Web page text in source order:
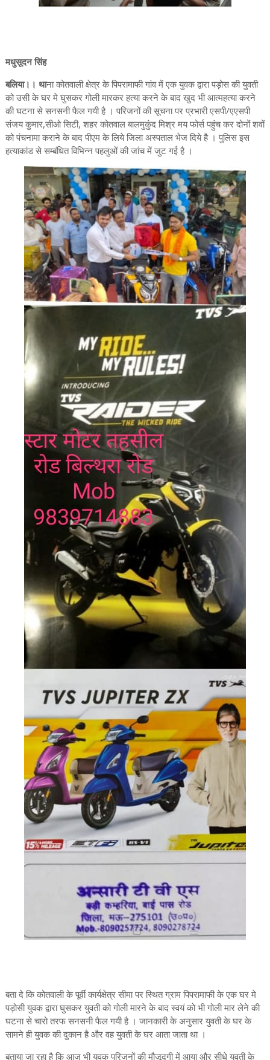
मधुसूदन सिंह
बलिया।। थाना कोतवाली क्षेत्र के पिपरामाफी गांव में एक युवक द्वारा पड़ोस की युवती
को उसी के घर मे घुसकर गोली मारकर हत्या करने के बाद खुद भी आत्महत्या करने
की घटना से सनसनी फैल गयी है । परिजनों की सूचना पर प्रभारी एसपी/एएसपी
संजय कुमार,सीओ सिटी, शहर कोतवाल बालमुकुंद मिश्र मय फोर्स पहुंच कर दोनों शवों
को पंचनामा कराने के बाद पीएम के लिये जिला अस्पताल भेज दिये है । पुलिस इस
हत्याकांड से सम्बंधित विभिन्न पहलुओं की जांच में जुट गई है ।
बता दे कि कोतवाली के पूर्वी कार्यक्षेत्र सीमा पर स्थित ग्राम पिपरामाफी के एक घर मे
पड़ोसी युवक द्वारा घुसकर युवती को गोली मारने के बाद स्वयं को भी गोली मार लेने की
घटना से चारो तरफ सनसनी फैल गयी है । जानकारी के अनुसार युवती के घर के
सामने ही युवक की दुकान है और वह युवती के घर आता जाता था ।
बताया जा रहा है कि आज भी युवक परिजनों की मौजूदगी में आया और सीधे युवती के